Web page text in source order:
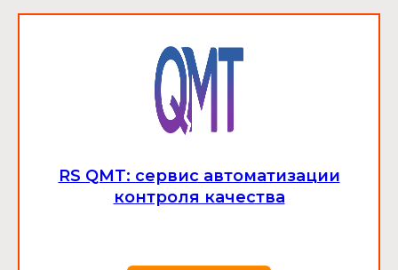
RS QMT: сервис автоматизации
контроля качества